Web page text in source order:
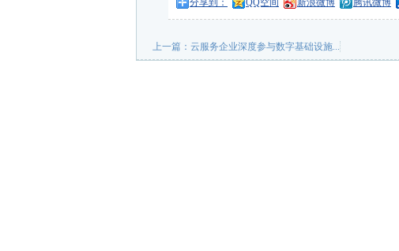
分享到： QQ空间 新浪微博 腾讯微博
上一篇： 云服务企业深度参与数字基础设施...